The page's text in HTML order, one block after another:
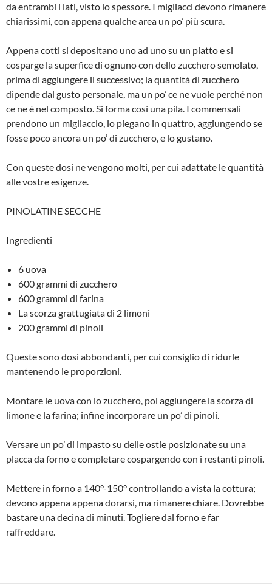
da entrambi i lati, visto lo spessore. I migliacci devono rimanere
chiarissimi, con appena qualche area un po’ più scura.
Appena cotti si depositano uno ad uno su un piatto e si
cosparge la superfice di ognuno con dello zucchero semolato,
prima di aggiungere il successivo; la quantità di zucchero
dipende dal gusto personale, ma un po’ ce ne vuole perché non
ce ne è nel composto. Si forma così una pila. I commensali
prendono un migliaccio, lo piegano in quattro, aggiungendo se
fosse poco ancora un po’ di zucchero, e lo gustano.
Con queste dosi ne vengono molti, per cui adattate le quantità
alle vostre esigenze.
PINOLATINE SECCHE
Ingredienti
6 uova
600 grammi di zucchero
600 grammi di farina
La scorza grattugiata di 2 limoni
200 grammi di pinoli
Queste sono dosi abbondanti, per cui consiglio di ridurle
mantenendo le proporzioni.
Montare le uova con lo zucchero, poi aggiungere la scorza di
limone e la farina; infine incorporare un po’ di pinoli.
Versare un po’ di impasto su delle ostie posizionate su una
placca da forno e completare cospargendo con i restanti pinoli.
Mettere in forno a 140°-150° controllando a vista la cottura;
devono appena appena dorarsi, ma rimanere chiare. Dovrebbe
bastare una decina di minuti. Togliere dal forno e far
raffreddare.